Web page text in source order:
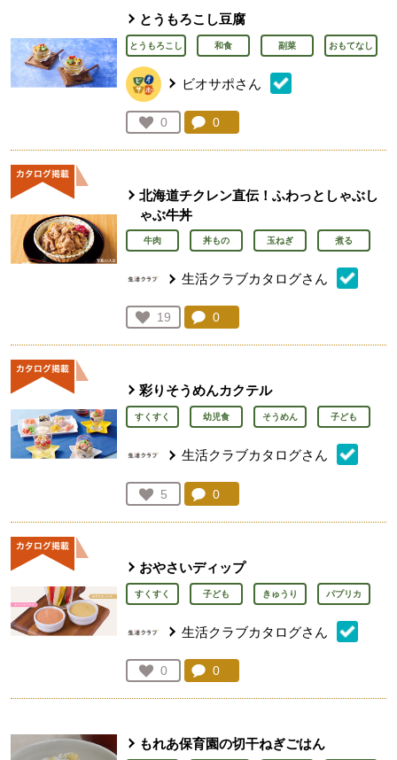
とうもろこし豆腐
とうもろこし 和食 副菜 おもてなし
ビオサポさん
お気に入り登録：
0
人が登録
コメント：
0
北海道チクレン直伝！ふわっとしゃぶし
ゃぶ牛丼
牛肉 丼もの 玉ねぎ 煮る
生活クラブカタログさん
お気に入り登録：
19
人が登録
コメント：
0
彩りそうめんカクテル
すくすく 幼児食 そうめん 子ども
生活クラブカタログさん
お気に入り登録：
5
人が登録
コメント：
0
おやさいディップ
すくすく 子ども きゅうり パプリカ
生活クラブカタログさん
お気に入り登録：
0
人が登録
コメント：
0
もれあ保育園の切干ねぎごはん